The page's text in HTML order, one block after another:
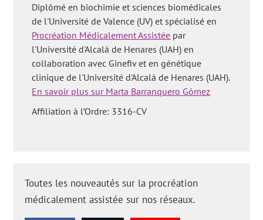
Diplômé en biochimie et sciences biomédicales
de l'Université de Valence (UV) et spécialisé en
Procréation Médicalement Assistée par
l'Université d'Alcalá de Henares (UAH) en
collaboration avec Ginefiv et en génétique
clinique de l'Université d'Alcalá de Henares (UAH).
En savoir plus sur Marta Barranquero Gómez
Affiliation à l’Ordre: 3316-CV
Toutes les nouveautés sur la procréation
médicalement assistée sur nos réseaux.